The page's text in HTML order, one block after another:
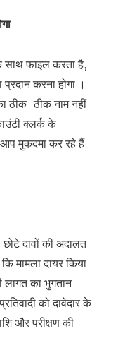
साथ फाइल करता है,
करना होगा ।
ठीक-ठीक नाम नहीं
क्लर्क के
आप मुकदमा कर रहे हैं
दावों की अदालत
मामला दायर किया
का भुगतान
को दावेदार के
और परीक्षण की